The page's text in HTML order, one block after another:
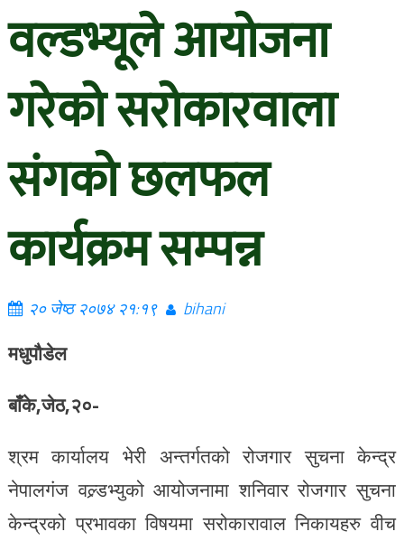
वल्डभ्यूले आयोजना
गरेको सरोकारवाला
संगको छलफल
कार्यक्रम सम्पन्न
२० जेष्ठ २०७४ २१:१९ bihani
मधुपौडेल
बाँके,जेठ,२०-
श्रम कार्यालय भेरी अन्तर्गतको रोजगार सुचना केन्द्र
नेपालगंज वल्र्डभ्युको आयोजनामा शनिवार रोजगार सुचना
केन्द्रको प्रभावका विषयमा सरोकारावाल निकायहरु वीच